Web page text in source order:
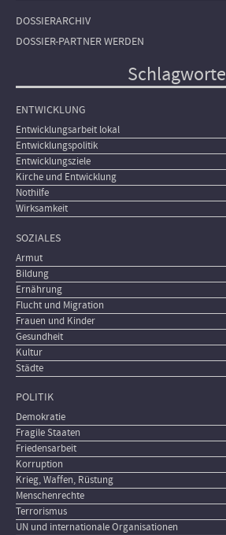
DOSSIERARCHIV
DOSSIER-PARTNER WERDEN
Schlagworte
ENTWICKLUNG
Entwicklungsarbeit lokal
Entwicklungspolitik
Entwicklungsziele
Kirche und Entwicklung
Nothilfe
Wirksamkeit
SOZIALES
Armut
Bildung
Ernährung
Flucht und Migration
Frauen und Kinder
Gesundheit
Kultur
Städte
POLITIK
Demokratie
Fragile Staaten
Friedensarbeit
Korruption
Krieg, Waffen, Rüstung
Menschenrechte
Terrorismus
UN und internationale Organisationen